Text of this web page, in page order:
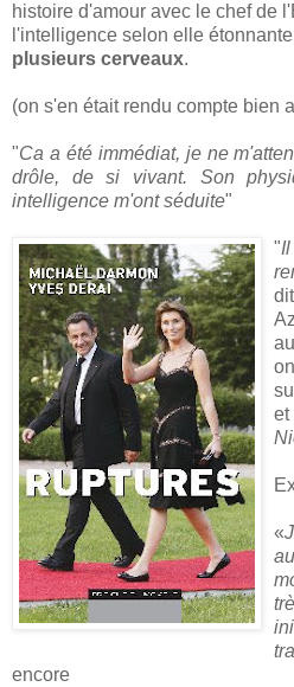
histoire d'amour avec le chef de
l'intelligence selon elle
plusieurs cerveaux.
(on s'en était rendu compte bien
"Ca a été immédiat, je ne
drôle, de si vivant. Son
intelligence m'ont séduite"
"
«
encore